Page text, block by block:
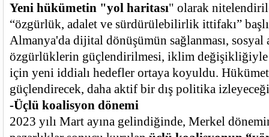
Yeni hükümetin "yol haritası" olarak
“özgürlük, adalet ve sürdürülebilirlik ittifakı”
Almanya'da dijital dönüşümün sağlanması, sosyal
özgürlüklerin güçlendirilmesi, iklim değişikliğiyle
için yeni iddialı hedefler ortaya koyuldu.
güçlendirecek, daha aktif bir dış politika
-Üçlü koalisyon dönemi
2023 yılı Mart ayına gelindiğinde, Merkel